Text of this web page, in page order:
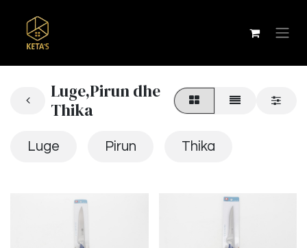
Luge,Pirun dhe
Thika
Luge Pirun Thika